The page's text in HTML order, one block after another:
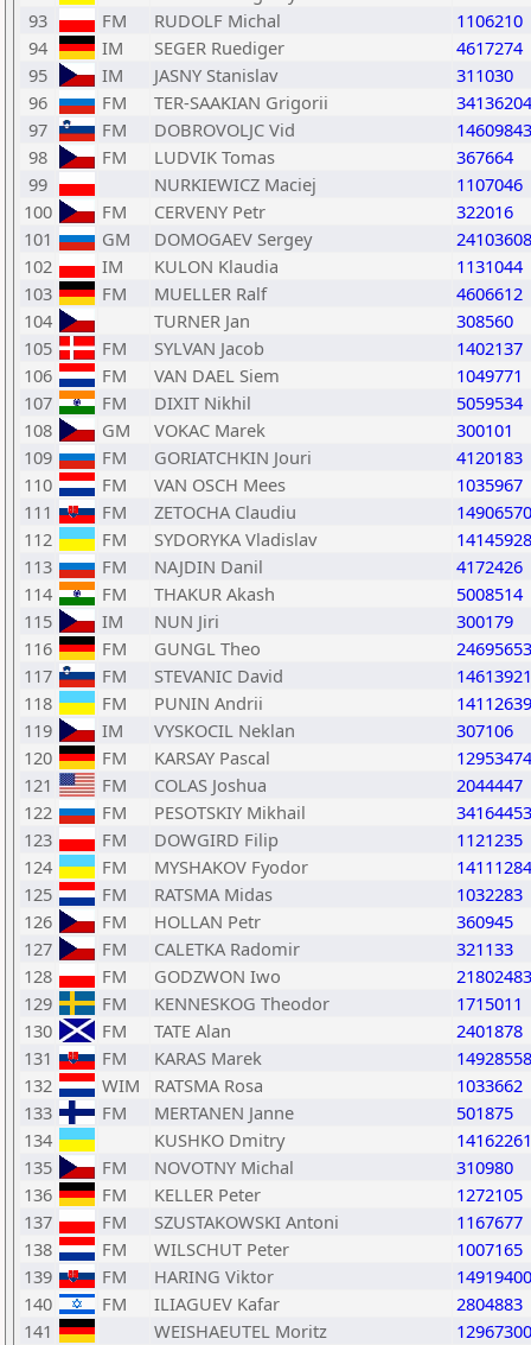
93
FM RUDOLF Michal
1106210
94
IM SEGER Ruediger
4617274
95
IM JASNY Stanislav
311030
96
FM TER-SAAKIAN Grigorii
34136204
97
FM DOBROVOLJC Vid
14609843
98
FM LUDVIK Tomas
367664
99
NURKIEWICZ Maciej
1107046
100
FM CERVENY Petr
322016
101
GM DOMOGAEV Sergey
24103608
102
IM KULON Klaudia
1131044
103
FM MUELLER Ralf
4606612
104
TURNER Jan
308560
105
FM SYLVAN Jacob
1402137
106
FM VAN DAEL Siem
1049771
107
FM DIXIT Nikhil
5059534
108
GM VOKAC Marek
300101
109
FM GORIATCHKIN Jouri
4120183
110
FM VAN OSCH Mees
1035967
111
FM ZETOCHA Claudiu
14906570
112
FM SYDORYKA Vladislav
14145928
113
FM NAJDIN Danil
4172426
114
FM THAKUR Akash
5008514
115
IM NUN Jiri
300179
116
FM GUNGL Theo
24695653
117
FM STEVANIC David
14613921
118
FM PUNIN Andrii
14112639
119
IM VYSKOCIL Neklan
307106
120
FM KARSAY Pascal
12953474
121
FM COLAS Joshua
2044447
122
FM PESOTSKIY Mikhail
34164453
123
FM DOWGIRD Filip
1121235
124
FM MYSHAKOV Fyodor
14111284
125
FM RATSMA Midas
1032283
126
FM HOLLAN Petr
360945
127
FM CALETKA Radomir
321133
128
FM GODZWON Iwo
21802483
129
FM KENNESKOG Theodor
1715011
130
FM TATE Alan
2401878
131
FM KARAS Marek
14928558
132
WIM RATSMA Rosa
1033662
133
FM MERTANEN Janne
501875
134
KUSHKO Dmitry
14162261
135
FM NOVOTNY Michal
310980
136
FM KELLER Peter
1272105
137
FM SZUSTAKOWSKI Antoni
1167677
138
FM WILSCHUT Peter
1007165
139
FM HARING Viktor
14919400
140
FM ILIAGUEV Kafar
2804883
141
WEISHAEUTEL Moritz
12967300